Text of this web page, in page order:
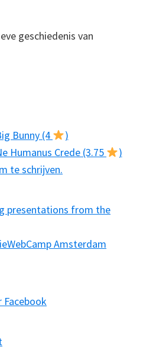
geschiedenis van
Bunny (4
)
Humanus Crede (3.75
)
te schrijven.
presentations from the
Amsterdam
Facebook